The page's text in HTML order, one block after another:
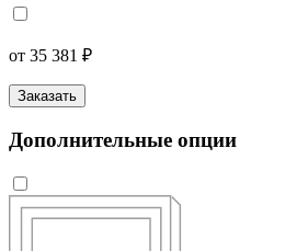
от 35 381 ₽
Заказать
Дополнительные опции